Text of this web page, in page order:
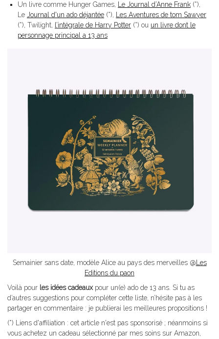
Un livre comme Hunger Games, Le Journal d’Anne Frank (*),
Le Journal d'un ado déjantée (*), Les Aventures de tom Sawyer
(*), Twilight, l’intégrale de Harry Potter (*) ou un livre dont le
personnage principal a 13 ans
Semainier sans date, modèle Alice au pays des merveilles @Les
Editions du paon
Voilà pour les idées cadeauxpour un(e) ado de 13 ans. Si tu as
d’autres suggestions pour compléter cette liste, n’hésite pas à les
partager en commentaire : je publierai les meilleures propositions !
(*) Liens d'affiliation : cet article n'est pas sponsorisé ; néanmoins si
vous achetez un cadeau sélectionné par mes soins sur Amazon,